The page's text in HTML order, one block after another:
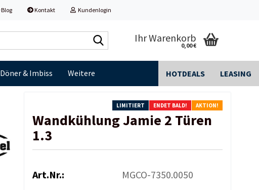
Blog Kontakt Kundenlogin
durchsuchen...
Ihr Warenkorb
0,00 €
Döner & Imbiss HOTDEALS LEASING
Weitere
LIMITIERT ENDET BALD! AKTION!
Wandkühlung Jamie 2 Türen
1.3
Art.Nr.: MGCO-7350.0050